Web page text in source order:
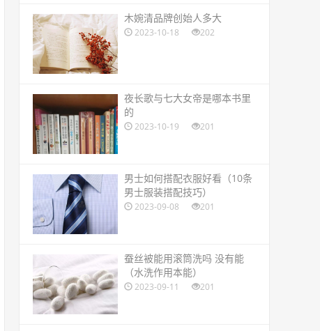
​木婉清品牌创始人多大
2023-10-18 202
​夜长歌与七大女帝是哪本书里
的
2023-10-19 201
​男士如何搭配衣服好看（10条
男士服装搭配技巧）
2023-09-08 201
​蚕丝被能用滚筒洗吗 没有能
（水洗作用本能）
2023-09-11 201